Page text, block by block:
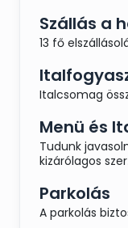
Szállás a
13 fő
Italcsomag
Menü és
Tudunk
kizárólagos
Parkolás
A parkolás